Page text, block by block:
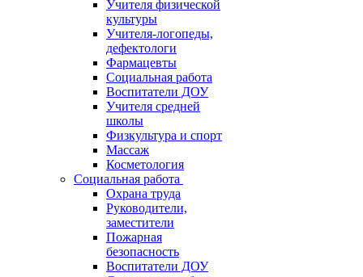
Учителя физической
культуры
Учителя-логопеды,
дефектологи
Фармацевты
Социальная работа
Воспитатели ДОУ
Учителя средней
школы
Физкультура и спорт
Массаж
Косметология
Социальная работа
Охрана труда
Руководители,
заместители
Пожарная
безопасность
Воспитатели ДОУ